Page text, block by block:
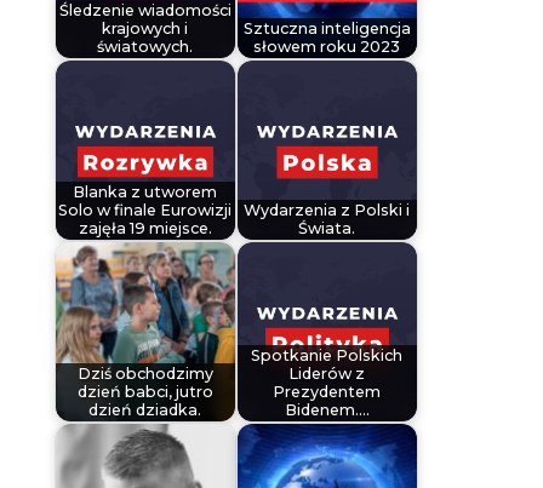
Śledzenie wiadomości
krajowych i
światowych.
Sztuczna inteligencja
słowem roku 2023
Blanka z utworem
Solo w finale Eurowizji
zajęła 19 miejsce.
Wydarzenia z Polski i
Świata.
Dziś obchodzimy
dzień babci, jutro
dzień dziadka.
Spotkanie Polskich
Liderów z
Prezydentem
Bidenem.…